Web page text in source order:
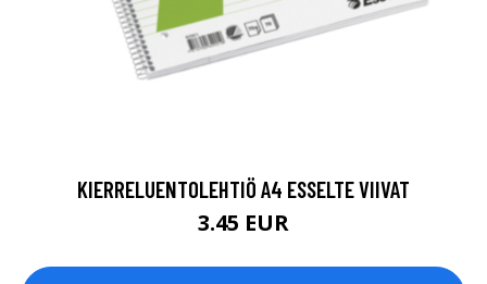
KIERRELUENTOLEHTIÖ A4 ESSELTE VIIVAT
3.45 EUR